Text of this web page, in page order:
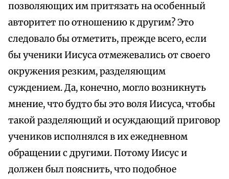
позволяющих им притязать на особенный
авторитет по отношению к другим? Это
следовало бы отметить, прежде всего, если
бы ученики Иисуса отмежевались от своего
окружения резким, разделяющим
суждением. Да, конечно, могло возникнуть
мнение, что будто бы это воля Иисуса, чтобы
такой разделяющий и осуждающий приговор
учеников исполнялся в их ежедневном
обращении с другими. Потому Иисус и
должен был пояснить, что подобное